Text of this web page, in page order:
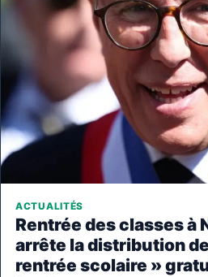
ACTUALITÉS
Rentrée des classes à
arrête la distribution
rentrée scolaire »